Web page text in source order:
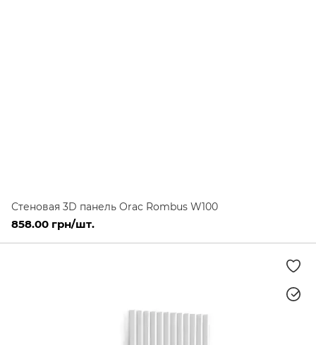
Стеновая 3D панель Orac Rombus W100
858.00 грн/шт.